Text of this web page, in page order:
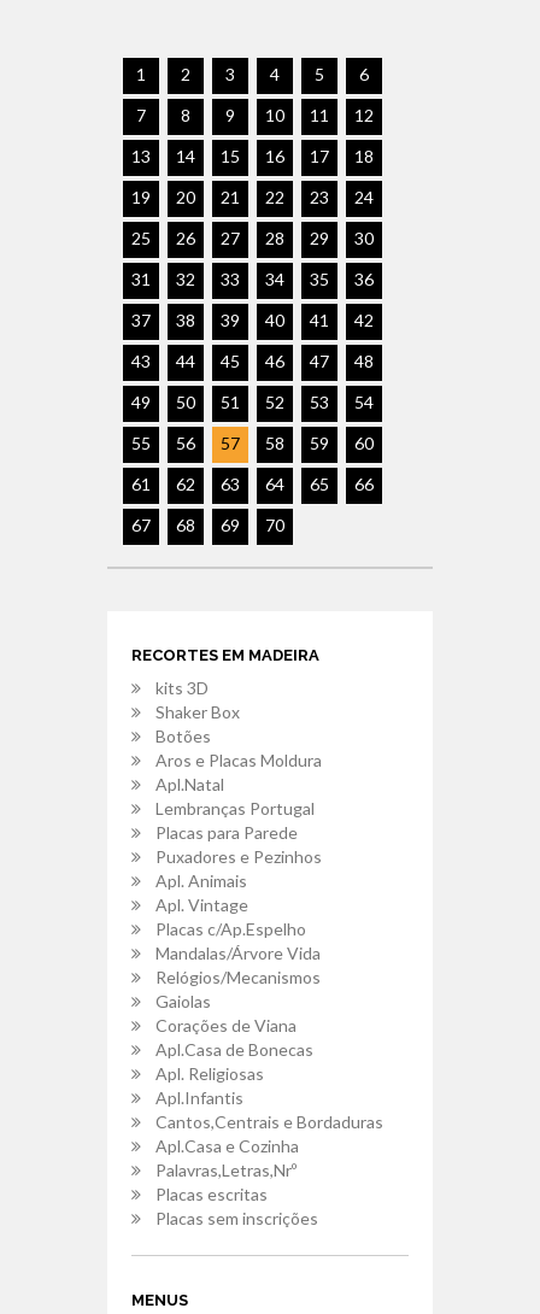
1 2 3 4 5
6
7
8 9 10 11
12
13
14 15 16 17
18
19
20 21 22 23
24
25
26 27 28 29
30
31
32 33 34 35
36
37
38 39 40 41
42
43
44 45 46 47
48
49
50 51 52 53
54
55
56 57 58 59
60
61
62 63 64 65
66
67
68 69 70
RECORTES EM MADEIRA
kits 3D
Shaker Box
Botões
Aros e Placas Moldura
Apl.Natal
Lembranças Portugal
Placas para Parede
Puxadores e Pezinhos
Apl. Animais
Apl. Vintage
Placas c/Ap.Espelho
Mandalas/Árvore Vida
Relógios/Mecanismos
Gaiolas
Corações de Viana
Apl.Casa de Bonecas
Apl. Religiosas
Apl.Infantis
Cantos,Centrais e Bordaduras
Apl.Casa e Cozinha
Palavras,Letras,Nrº
Placas escritas
Placas sem inscrições
MENUS